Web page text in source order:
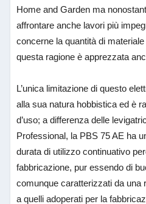
Home and Garden ma
affrontare anche lavori più
concerne la quantità di
questa ragione è apprezzata
L’unica limitazione di questo
alla sua natura hobbistica ed è
d’uso; a differenza delle
Professional, la PBS 75 AE ha
durata di utilizzo continuativo
fabbricazione, pur essendo di
comunque caratterizzati da una
a quelli adoperati per la